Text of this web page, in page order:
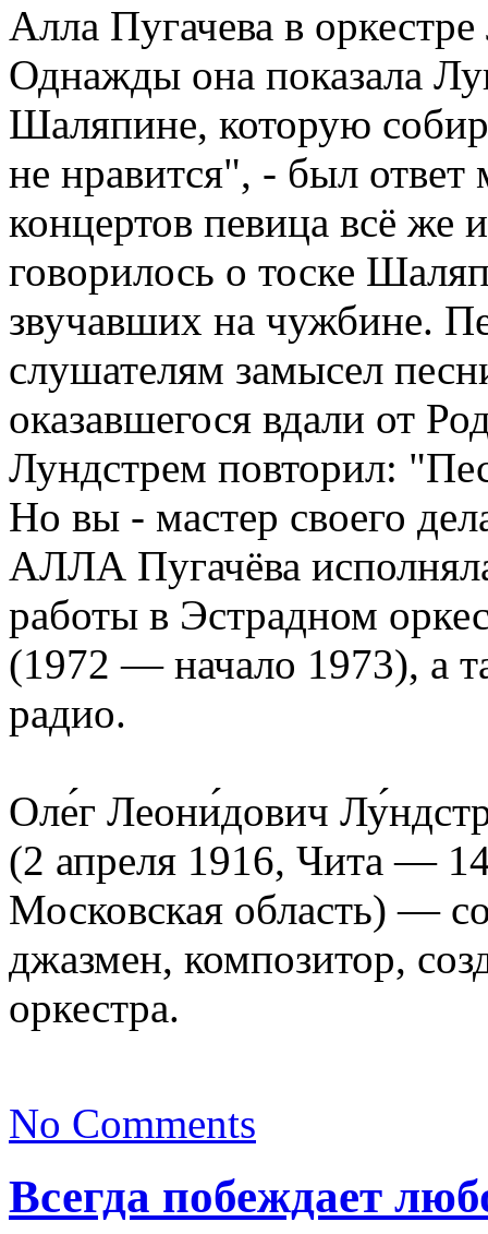
Алла Пугачева в
Однажды она показала
Шаляпине, которую
не нравится", - был
концертов певица всё же
говорилось о тоске
звучавших на чужбине.
слушателям замысел
оказавшегося вдали от
Лундстрем повторил:
Но вы - мастер своего
АЛЛА Пугачёва
работы в Эстрадном
(1972 — начало 1973), а
радио.
Оле́г Леони́дович
(2 апреля 1916, Чита —
Московская область) —
джазмен, композитор,
оркестра.
No Comments
Всегда побеждает